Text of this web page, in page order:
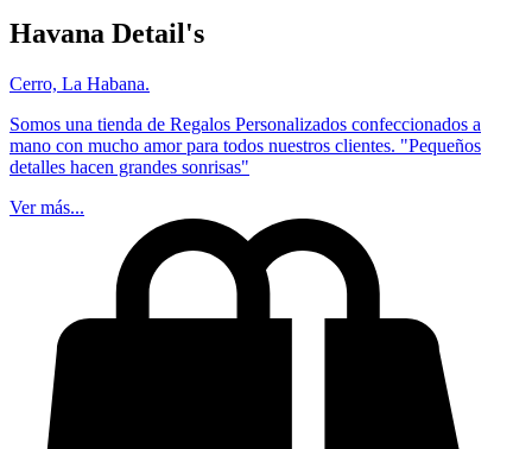
Havana Detail's
Cerro, La Habana.
Somos una tienda de Regalos Personalizados confeccionados a
mano con mucho amor para todos nuestros clientes. "Pequeños
detalles hacen grandes sonrisas"
Ver más...